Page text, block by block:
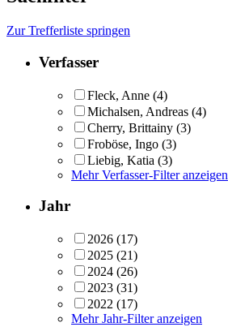
Zur Trefferliste springen
Verfasser
Fleck, Anne (4)
Michalsen, Andreas (4)
Cherry, Brittainy (3)
Froböse, Ingo (3)
Liebig, Katia (3)
Mehr Verfasser-Filter anzeigen
Jahr
2026 (17)
2025 (21)
2024 (26)
2023 (31)
2022 (17)
Mehr Jahr-Filter anzeigen